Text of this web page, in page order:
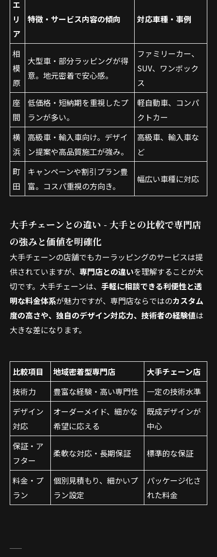
エ
リ
ア
特徴・サービス内容の傾向 対応車種・事例
相
模
原
大型車・部分ラッピングが得
意。地元密着で安心感。
ファミリーカー、
SUV、ワンボック
ス
座
間
低価格・短納期を重視したプ
ランが多い。
軽自動車、コンパ
クトカー
横
浜
高級車・輸入車向け。デザイ
ン提案や高品質施工が強み。
高級車、輸入車な
ど
町
田
キャンペーンや割引プラン豊
富。コスパ重視の方向き。
幅広い車種に対応
大手チェーンとの違い - 大手との比較で専門店
の強みと価値を明確化
大手チェーンの店舗でもカーラッピングのサービスは提
供されていますが、 専門店との違いを理解することが大
切です。大手チェーンは、 手軽に相談できる利便性と透
明な料金体系が魅力ですが、専門店ならではのカスタム
度の高さや、独自のデザイン対応力、技術者の経験値は
大きな差になります。
比較項目 地域密着型専門店
大手チェーン店
技術力
豊富な経験・高い専門性
一定の技術水準
デザイン
対応
オーダーメイド、細かな
希望に応える
既成デザインが
中心
保証・ア
フター
柔軟な対応・長期保証 標準的な保証
料金・プ
ラン
個別見積もり、細かいプ
ラン設定
パッケージ化さ
れた料金
お問い合わせはこちら